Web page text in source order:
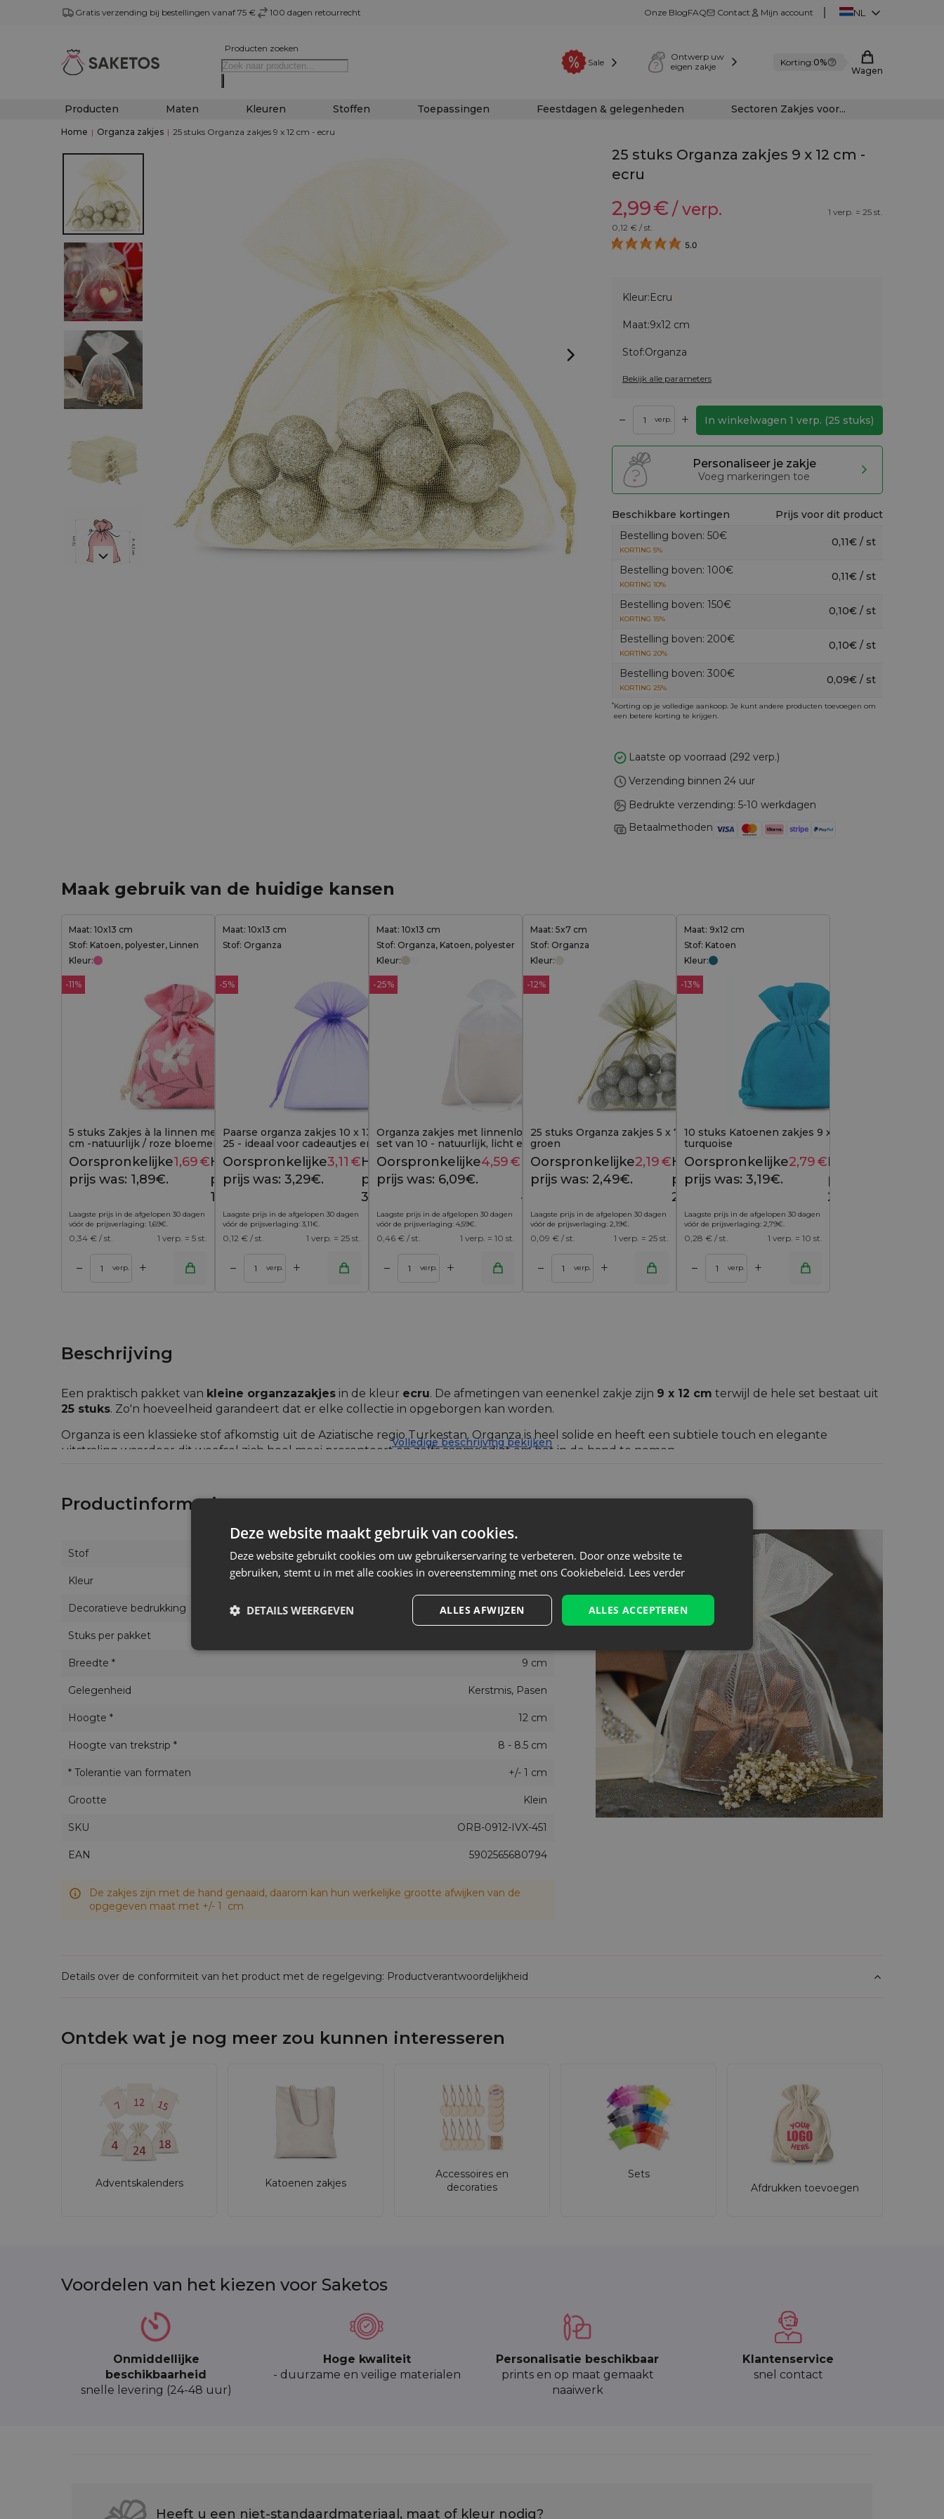
Gratis verzending bij bestellingen vanaf 75 € 100 dagen retourrecht Onze BlogFAQ Contact Mijn account NL
Producten zoeken
Sale
Ontwerp uw
eigen zakje
Korting:0%
Wagen
Producten Maten Kleuren Stoffen Toepassingen Feestdagen & gelegenheden Sectoren Zakjes voor...
Home | Organza zakjes | 25 stuks Organza zakjes 9 x 12 cm - ecru
25 stuks Organza zakjes 9 x 12 cm -
ecru
2,99€/ verp.
1 verp. = 25 st.
0,12€ / st.
5.0
Kleur:Ecru
Maat:9x12 cm
Stof:Organza
Bekijk alle parameters
– verp. + In winkelwagen1 verp. (25 stuks)
Personaliseer je zakje
Voeg markeringen toe
Beschikbare kortingen
Prijs voor dit product
Bestelling boven: 50€
KORTING 5%
0,11€ / st
Bestelling boven: 100€
KORTING 10%
0,11€ / st
Bestelling boven: 150€
KORTING 15%
0,10€ / st
Bestelling boven: 200€
KORTING 20%
0,10€ / st
Bestelling boven: 300€
KORTING 25%
0,09€ / st
*Korting op je volledige aankoop. Je kunt andere producten toevoegen om
een betere korting te krijgen.
Laatste op voorraad (292 verp.)
Verzending binnen 24 uur
Bedrukte verzending: 5-10 werkdagen
Betaalmethoden
Maak gebruik van de huidige kansen
Maat: 10x13 cm
Stof: Katoen, polyester, Linnen
Kleur:
-11%
5 stuks Zakjes à la linnen met print 10 x 13
cm -natuurlijk / roze bloemen
1,89 €
Oorspronkelijke
prijs was: 1,89€.
1,69€Huidige
prijs is:
1,69€.
Laagste prijs in de afgelopen 30 dagen
vóór de prijsverlaging: 1,69€.
0,34 € / st. 1 verp. = 5 st.
– verp. +
Maat: 10x13 cm
Stof: Organza
-5%
Paarse organza zakjes 10 x 13 cm, set van
25 - ideaal voor cadeautjes en sieraden
3,29 €
Oorspronkelijke
prijs was: 3,29€.
3,11 €Huidige
prijs is:
3,11€.
Laagste prijs in de afgelopen 30 dagen
vóór de prijsverlaging: 3,11€.
0,12 € / st. 1 verp. = 25 st.
– verp. +
Maat: 10x13 cm
Stof: Organza, Katoen, polyester
Kleur:
-25%
Organza zakjes met linnenlook - 10x13 cm,
set van 10 - natuurlijk, licht en elegant
verpakt
6,09 €
Oorspronkelijke
prijs was: 6,09€.
4,59€ Huidige
prijs is:
4,59€.
Laagste prijs in de afgelopen 30 dagen
vóór de prijsverlaging: 4,59€.
0,46 € / st. 1 verp. = 10 st.
– verp. +
Toevoegen aan winkelwagen
Maat: 5x7 cm
Stof: Organza
Kleur:
-12%
25 stuks Organza zakjes 5 x 7 cm - olijf
groen
2,49 €
Oorspronkelijke
prijs was: 2,49€.
2,19€Huidige
prijs is:
2,19€.
Laagste prijs in de afgelopen 30 dagen
vóór de prijsverlaging: 2,19€.
0,09 € / st. 1 verp. = 25 st.
– verp. +
Toevoegen aan winkelwagen
Maat: 9x12 cm
Stof: Katoen
Kleur:
-13%
10 stuks Katoenen zakjes 9 x 12 cm -
turquoise
Oorspronkelijke
prijs was: 3,19€.
2,79€Huidige
prijs is:
2,79€.
Laagste prijs in de afgelopen 30 dagen
vóór de prijsverlaging: 2,79€.
0,28 € / st. 1 verp. = 10 st.
– verp. +
Toevoegen aan winkelwagen
Beschrijving
Een praktisch pakket van kleine organzazakjes in de kleur ecru. De afmetingen van eenenkel zakje zijn 9 x 12 cm terwijl de hele set bestaat uit
25 stuks. Zo'n hoeveelheid garandeert dat er elke collectie in opgeborgen kan worden.
Organza is een klassieke stof afkomstig uit de Aziatische regio Turkestan. Organza is heel solide en heeft een subtiele touch en elegante
uitstraling waardoor dit weefsel zich heel mooi presenteert en zelfs aanmoedigt om het in de hand te nemen.
zoetigheden zoals snoepjes en amandelen.
Volledige beschrijving bekijken
Productinformatie
Stof Organza
Kleur Ecru
Decoratieve bedrukking
Stuks per pakket
Breedte * 9 cm
Gelegenheid Kerstmis, Pasen
Hoogte * 12 cm
Hoogte van trekstrip * 8 - 8.5 cm
* Tolerantie van formaten +/- 1 cm
Grootte Klein
SKU ORB-0912-IVX-451
EAN 5902565680794
De zakjes zijn met de hand genaaid, daarom kan hun werkelijke grootte afwijken van de
opgegeven maat met +/- 1 cm
Details over de conformiteit van het product met de regelgeving: Productverantwoordelijkheid
Ontdek wat je nog meer zou kunnen interesseren
Adventskalenders Katoenen zakjes
Accessoires en
decoraties
Sets
Afdrukken toevoegen
Voordelen van het kiezen voor Saketos
Onmiddellijke
beschikbaarheid
snelle levering (24-48 uur)
Hoge kwaliteit
- duurzame en veilige materialen
Personalisatie beschikbaar
prints en op maat gemaakt
naaiwerk
Klantenservice
snel contact
Heeft u een niet-standaardmateriaal, maat of kleur nodig?
Deze website maakt gebruik van cookies.
Deze website gebruikt cookies om uw gebruikerservaring te verbeteren. Door onze website te
gebruiken, stemt u in met alle cookies in overeenstemming met ons Cookiebeleid. Lees verder
ALLES ACCEPTEREN
ALLES AFWIJZEN
DETAILS WEERGEVEN